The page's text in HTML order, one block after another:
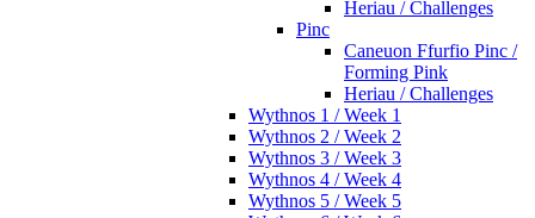
Heriau / Challenges
Pinc
Caneuon Ffurfio Pinc /
Forming Pink
Heriau / Challenges
Wythnos 1 / Week 1
Wythnos 2 / Week 2
Wythnos 3 / Week 3
Wythnos 4 / Week 4
Wythnos 5 / Week 5